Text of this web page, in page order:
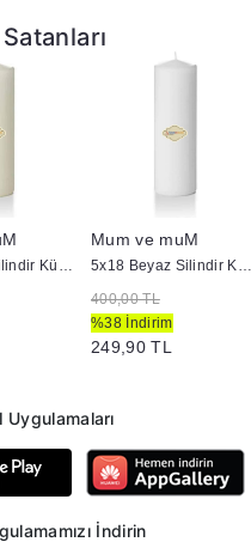
5x18 Krem Silindir Kütük Mum
Mum ve muM
5x18 Beyaz Silindir Kütük Mum
400,00 TL
%38 İndirim
249,90 TL
İndirin